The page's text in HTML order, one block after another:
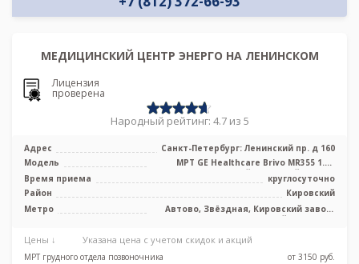
МЕДИЦИНСКИЙ ЦЕНТР ЭНЕРГО НА ЛЕНИНСКОМ
Лицензия
проверена
Народный рейтинг: 4.7 из 5
Адрес
Санкт-Петербург: Ленинский пр. д 160
Модель
МРТ GE Healthcare Brivo MR355 1.5Т
высокопольный закрытый тип, КТ
Gene ...
Время приема
круглосуточно
Район
Кировский
Метро
Автово, Звёздная, Кировский завод,
Купчино, Ленинский проспект,
Ветеранов, Путиловская, Юго-
Западная, Броневая
Цены ↓ Указана цена с учетом скидок и акций
МРТ грудного отдела позвоночника от 3150 pуб.